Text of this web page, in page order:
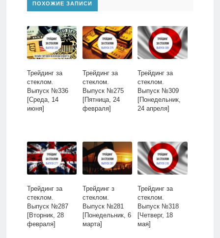
ПОХОЖИЕ ЗАПИСИ
Трейдинг за
стеклом.
Выпуск №336
[Среда, 14
июня]
Трейдинг за
стеклом.
Выпуск №275
[Пятница, 24
февраля]
Трейдинг за
стеклом.
Выпуск №309
[Понедельник,
24 апреля]
Трейдинг за
стеклом.
Выпуск №287
[Вторник, 28
февраля]
Трейдинг з
стеклом.
Выпуск №281
[Понедельник, 6
марта]
Трейдинг за
стеклом.
Выпуск №318
[Четверг, 18
мая]